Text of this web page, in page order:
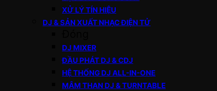
XỬ LÝ TÍN HIỆU
DJ & SẢN XUẤT NHẠC ĐIỆN TỬ
DJ MIXER
ĐẦU PHÁT DJ & CDJ
HỆ THỐNG DJ ALL-IN-ONE
MÂM THAN DJ & TURNTABLE